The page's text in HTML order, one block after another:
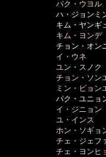
パク・ウヨル
　　　ハ・ジョンミ
　　　キム・ヤンギ
キム・ヨンデ
　　　チョン・オン
イ・ウネ →
ユン・スノク
チョン・ソン
ミン・ビョン
　　　パク・ユニョ
イ・ジニョン
ユ・インス
ホン・ソギョ
チェ・ジェフ
チェ・ヨンヒ